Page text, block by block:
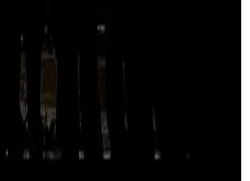
yüksek besin değeriyle
alternatif sunar, içerdiği omega-3
Çocuklar ve
Seçenekler
çocuklar ve yetişkinler arasında